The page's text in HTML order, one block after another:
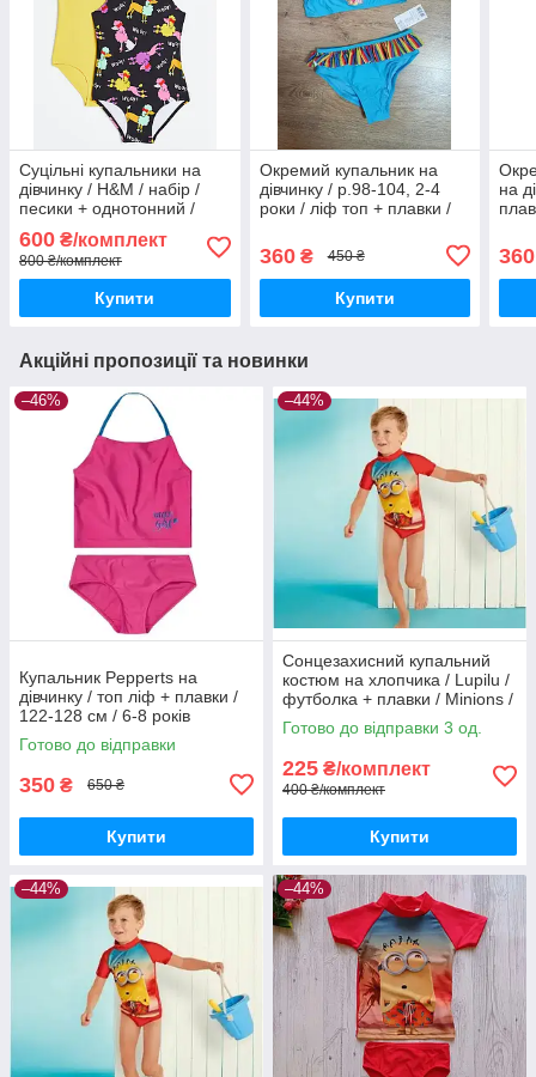
Суцільні купальники на
дівчинку / H&M / набір /
песики + однотонний /
600 ₴/комплект
800 ₴/комплект
Купити
Окремий купальник на
дівчинку / р.98-104, 2-4
роки / ліф топ + плавки /
360₴ 450 ₴
Купити
на
360
Акційні пропозиції та новинки
–46%
Купальник Pepperts на
дівчинку / топ ліф + плавки /
122-128 см / 6-8 років
Готово до відправки
350 ₴ 650 ₴
Купити
–44%
Сонцезахисний купальний
костюм на хлопчика / Lupilu /
футболка + плавки / Minions /
р.74-80 – 6-12 місяців
Готово до відправки 3 од.
225 ₴/комплект
400 ₴/комплект
Купити
–44% –44%